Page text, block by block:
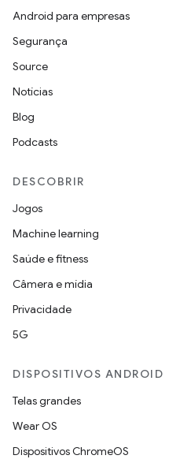
Android para empresas
Segurança
Source
Notícias
Blog
Podcasts
DESCOBRIR
Jogos
Machine learning
Saúde e fitness
Câmera e mídia
Privacidade
5G
DISPOSITIVOS ANDROID
Telas grandes
Wear OS
Dispositivos ChromeOS